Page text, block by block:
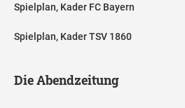
Spielplan, Kader FC Bayern
Spielplan, Kader TSV 1860
Die Abendzeitung